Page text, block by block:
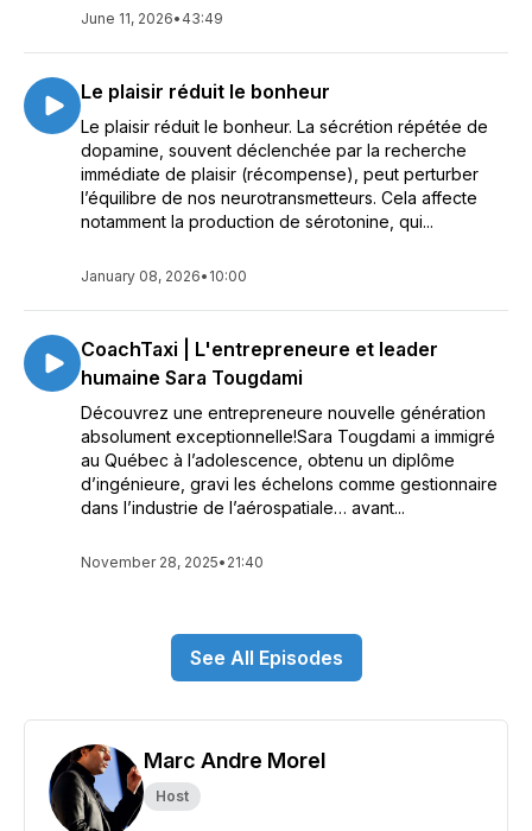
June 11, 2026• 43:49
Le plaisir réduit le bonheur
Le plaisir réduit le bonheur. La sécrétion répétée de
dopamine, souvent déclenchée par la recherche
immédiate de plaisir (récompense), peut perturber
l’équilibre de nos neurotransmetteurs. Cela affecte
notamment la production de sérotonine, qui...
January 08, 2026• 10:00
CoachTaxi | L'entrepreneure et leader
humaine Sara Tougdami
Découvrez une entrepreneure nouvelle génération
absolument exceptionnelle!Sara Tougdami a immigré
au Québec à l’adolescence, obtenu un diplôme
d’ingénieure, gravi les échelons comme gestionnaire
dans l’industrie de l’aérospatiale… avant...
November 28, 2025• 21:40
See All Episodes
Marc Andre Morel
Host